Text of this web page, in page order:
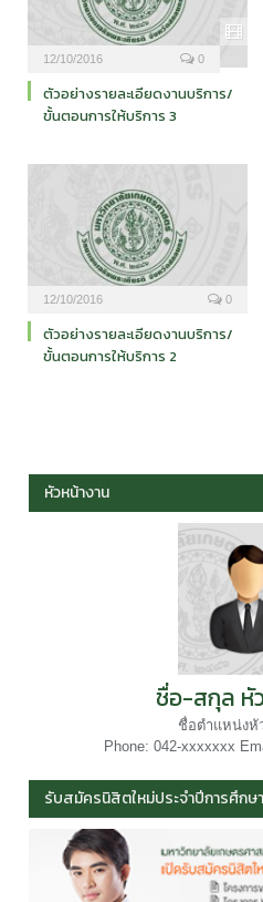
12/10/2016 0
ตัวอย่างรายละเอียดงานบริการ/
ขั้นตอนการให้บริการ 3
12/10/2016 0
ตัวอย่างรายละเอียดงานบริการ/
ขั้นตอนการให้บริการ 2
หัวหน้างาน
ชื่อ-สกุล หั
ชื่อตำแหน่งหั
Phone: 042-xxxxxxx
รับสมัครนิสิตใหม่ประจำปีการศึกษ